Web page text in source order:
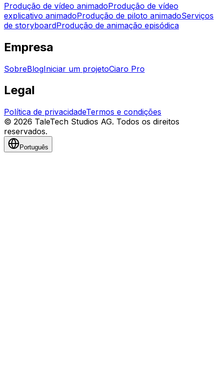
Produção de vídeo animadoProdução de vídeo
explicativo animadoProdução de piloto animadoServiços
de storyboardProdução de animação episódica
Empresa
SobreBlogIniciar um projetoCiaro Pro
Legal
Política de privacidadeTermos e condições
© 2026 TaleTech Studios AG. Todos os direitos
reservados.
Português